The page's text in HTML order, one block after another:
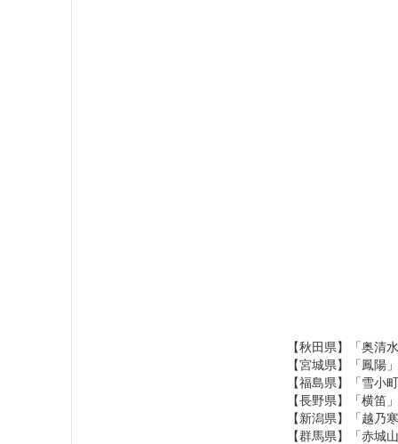
【秋田県】「奥清
【宮城県】「鳳陽
【福島県】「雪小
【長野県】「横笛
【新潟県】「越乃
【群馬県】「赤城